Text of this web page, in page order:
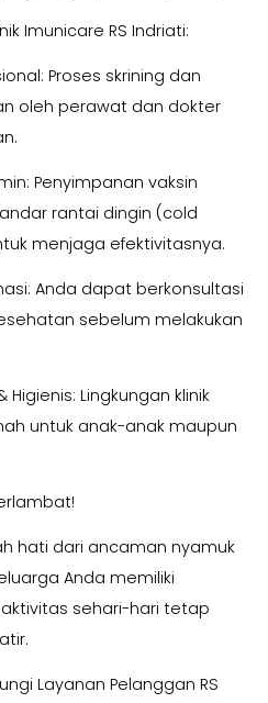
Imunicare RS Indriati:
Proses skrining dan
oleh perawat dan dokter
Penyimpanan vaksin
rantai dingin (cold
menjaga efektivitasnya.
Anda dapat berkonsultasi
sebelum melakukan
Lingkungan klinik
untuk anak-anak maupun
hati dari ancaman nyamuk
Anda memiliki
sehari-hari tetap
Layanan Pelanggan RS